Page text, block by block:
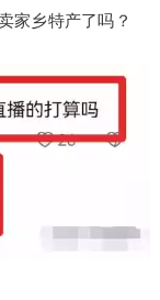
家乡特产了吗？